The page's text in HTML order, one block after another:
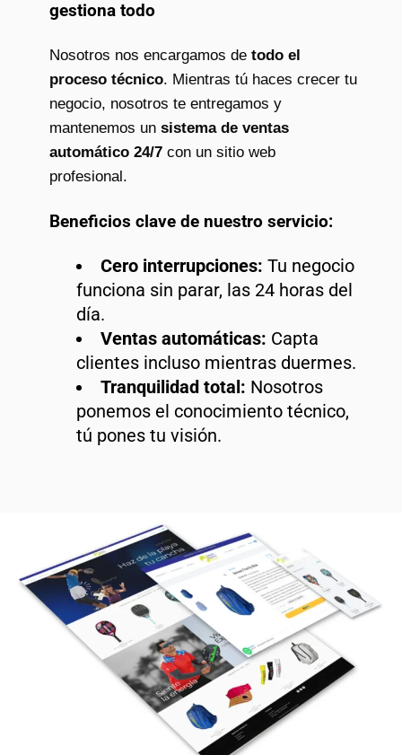
gestiona todo
Nosotros nos encargamos de todo el
proceso técnico. Mientras tú haces crecer tu
negocio, nosotros te entregamos y
mantenemos un sistema de ventas
automático 24/7 con un sitio web
profesional.
Beneficios clave de nuestro servicio:
Cero interrupciones: Tu negocio
funciona sin parar, las 24 horas del
día.
Ventas automáticas: Capta
clientes incluso mientras duermes.
Tranquilidad total: Nosotros
ponemos el conocimiento técnico,
tú pones tu visión.